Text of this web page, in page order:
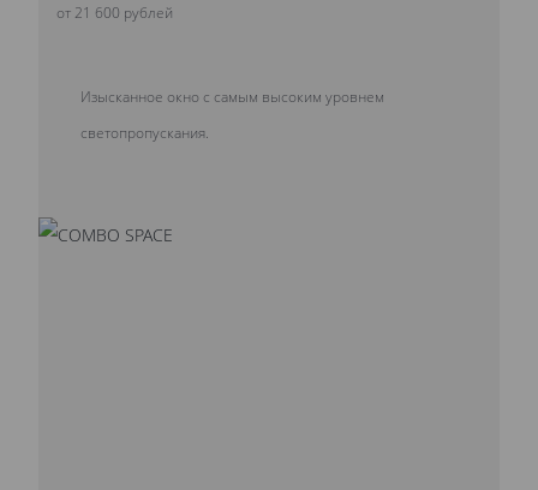
от 21 600 рублей
Изысканное окно с самым высоким уровнем
светопропускания.